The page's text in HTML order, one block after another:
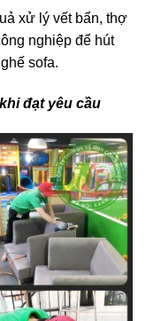
xử lý vết bẩn, thợ
nghiệp để hút
sofa.
đạt yêu cầu